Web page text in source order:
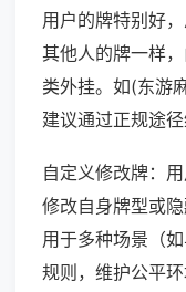
用户的牌特别好
其他人的牌一样
类外挂。如(东游
建议通过正规途径
自定义修改牌：
修改自身牌型或
用于多种场景（
规则，维护公平环